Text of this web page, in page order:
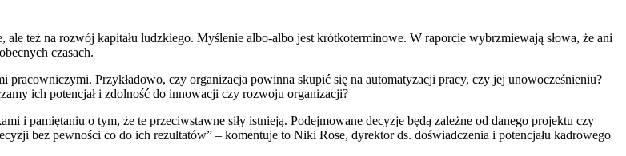
też na rozwój kapitału ludzkiego. Myślenie albo-albo jest krótkoterminowe. W raporcie wybrzmiewają słowa, że ani
czasach.
pracowniczymi. Przykładowo, czy organizacja powinna skupić się na automatyzacji pracy, czy jej unowocześnieniu?
ich potencjał i zdolność do innowacji czy rozwoju organizacji?
i pamiętaniu o tym, że te przeciwstawne siły istnieją. Podejmowane decyzje będą zależne od danego projektu czy
bez pewności co do ich rezultatów” – komentuje to Niki Rose, dyrektor ds. doświadczenia i potencjału kadrowego